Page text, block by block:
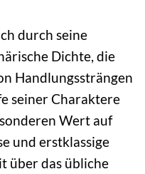
durch seine
Dichte, die
Handlungssträngen
seiner Charaktere
Wert auf
und erstklassige
über das übliche